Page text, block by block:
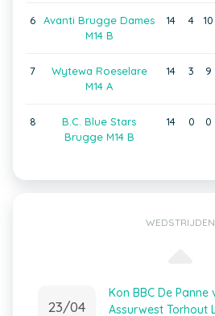
6
Avanti Brugge Dames
M14 B
14 4 10
7
Wytewa Roeselare
M14 A
14 3 9
8
B.C. Blue Stars
Brugge M14 B
14 0 0
WEDSTRIJDEN
23/04
Kon BBC De Panne
Assurwest Torhout